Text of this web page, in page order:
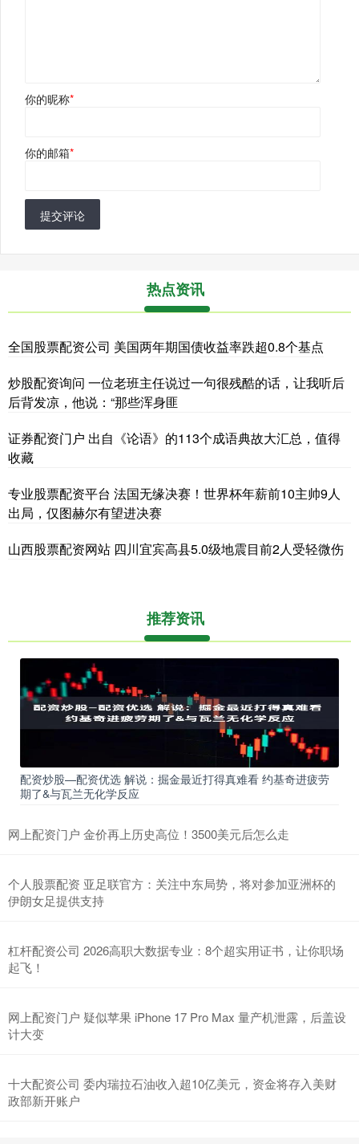
你的昵称*
你的邮箱*
提交评论
热点资讯
全国股票配资公司 美国两年期国债收益率跌超0.8个基点
炒股配资询问 一位老班主任说过一句很残酷的话，让我听后
后背发凉，他说：“那些浑身匪
证券配资门户 出自《论语》的113个成语典故大汇总，值得
收藏
专业股票配资平台 法国无缘决赛！世界杯年薪前10主帅9人
出局，仅图赫尔有望进决赛
山西股票配资网站 四川宜宾高县5.0级地震目前2人受轻微伤
推荐资讯
配资炒股—配资优选 解说：掘金最近打得真难看 约基奇进疲劳
期了&与瓦兰无化学反应
网上配资门户 金价再上历史高位！3500美元后怎么走
个人股票配资 亚足联官方：关注中东局势，将对参加亚洲杯的
伊朗女足提供支持
杠杆配资公司 2026高职大数据专业：8个超实用证书，让你职场
起飞！
网上配资门户 疑似苹果 iPhone 17 Pro Max 量产机泄露，后盖设
计大变
十大配资公司 委内瑞拉石油收入超10亿美元，资金将存入美财
政部新开账户